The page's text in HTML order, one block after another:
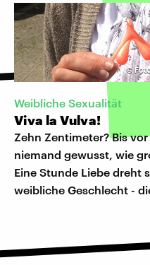
©
Weibliche Sexualität
Viva la Vulva!
Zehn Zentimeter? Bis
niemand gewusst, wie
Eine Stunde Liebe dreht
weibliche Geschlecht -